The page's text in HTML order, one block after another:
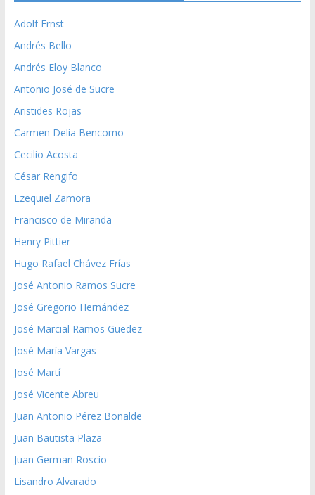
Adolf Ernst
Andrés Bello
Andrés Eloy Blanco
Antonio José de Sucre
Aristides Rojas
Carmen Delia Bencomo
Cecilio Acosta
César Rengifo
Ezequiel Zamora
Francisco de Miranda
Henry Pittier
Hugo Rafael Chávez Frías
José Antonio Ramos Sucre
José Gregorio Hernández
José Marcial Ramos Guedez
José María Vargas
José Martí
José Vicente Abreu
Juan Antonio Pérez Bonalde
Juan Bautista Plaza
Juan German Roscio
Lisandro Alvarado